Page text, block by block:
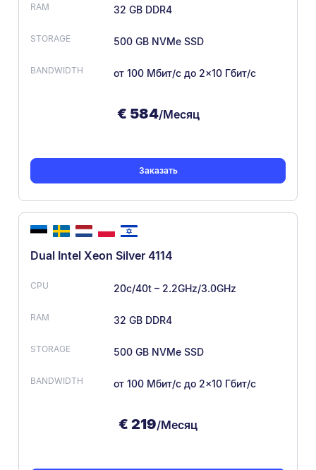
32 GB DDR4
500 GB NVMe SSD
от 100 Мбит/с до 2×10 Гбит/с
€ 584/Месяц
Заказать
Dual Intel Xeon Silver 4114
20c/40t – 2.2GHz/3.0GHz
32 GB DDR4
500 GB NVMe SSD
от 100 Мбит/с до 2×10 Гбит/с
€ 219/Месяц